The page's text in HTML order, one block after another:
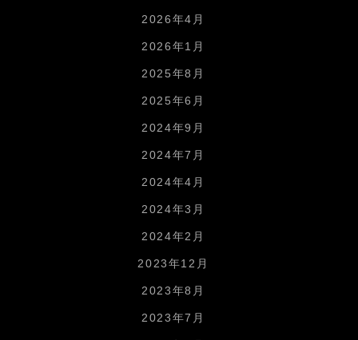
2026年4月
2026年1月
2025年8月
2025年6月
2024年9月
2024年7月
2024年4月
2024年3月
2024年2月
2023年12月
2023年8月
2023年7月